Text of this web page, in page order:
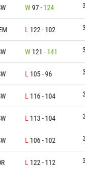
W97- 124
L 122 - 102
W 121 - 141
L 105-96
L 116- 104
L 113 - 104
L 106- 102
L 122 - 112